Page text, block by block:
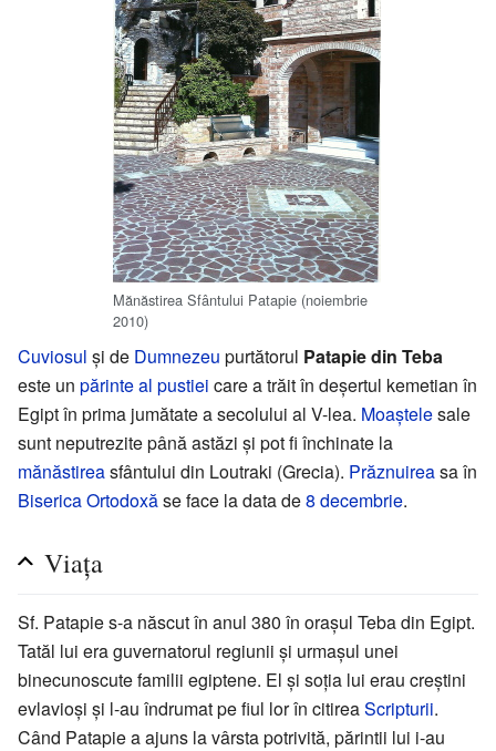
Mănăstirea Sfântului Patapie (noiembrie
2010)
Cuviosul și de Dumnezeu purtătorul Patapie din Teba
este un părinte al pustiei care a trăit în deşertul kemetian în
Egipt în prima jumătate a secolului al V-lea. Moaștelesale
sunt neputrezite până astăzi și pot fi închinate la
mănăstireasfântului din Loutraki (Grecia). Prăznuireasa în
Biserica Ortodoxăse face la data de8 decembrie.
Viața
Sf. Patapie s-a născut în anul 380 în orașul Teba din Egipt.
Tatăl lui era guvernatorul regiunii și urmașul unei
binecunoscute familii egiptene. El și soția lui erau creștini
evlavioși și l-au îndrumat pe fiul lor în citireaScripturii.
Când Patapie a ajuns la vârsta potrivită, părintii lui i-au